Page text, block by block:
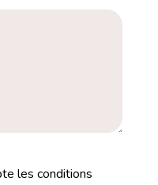
les conditions